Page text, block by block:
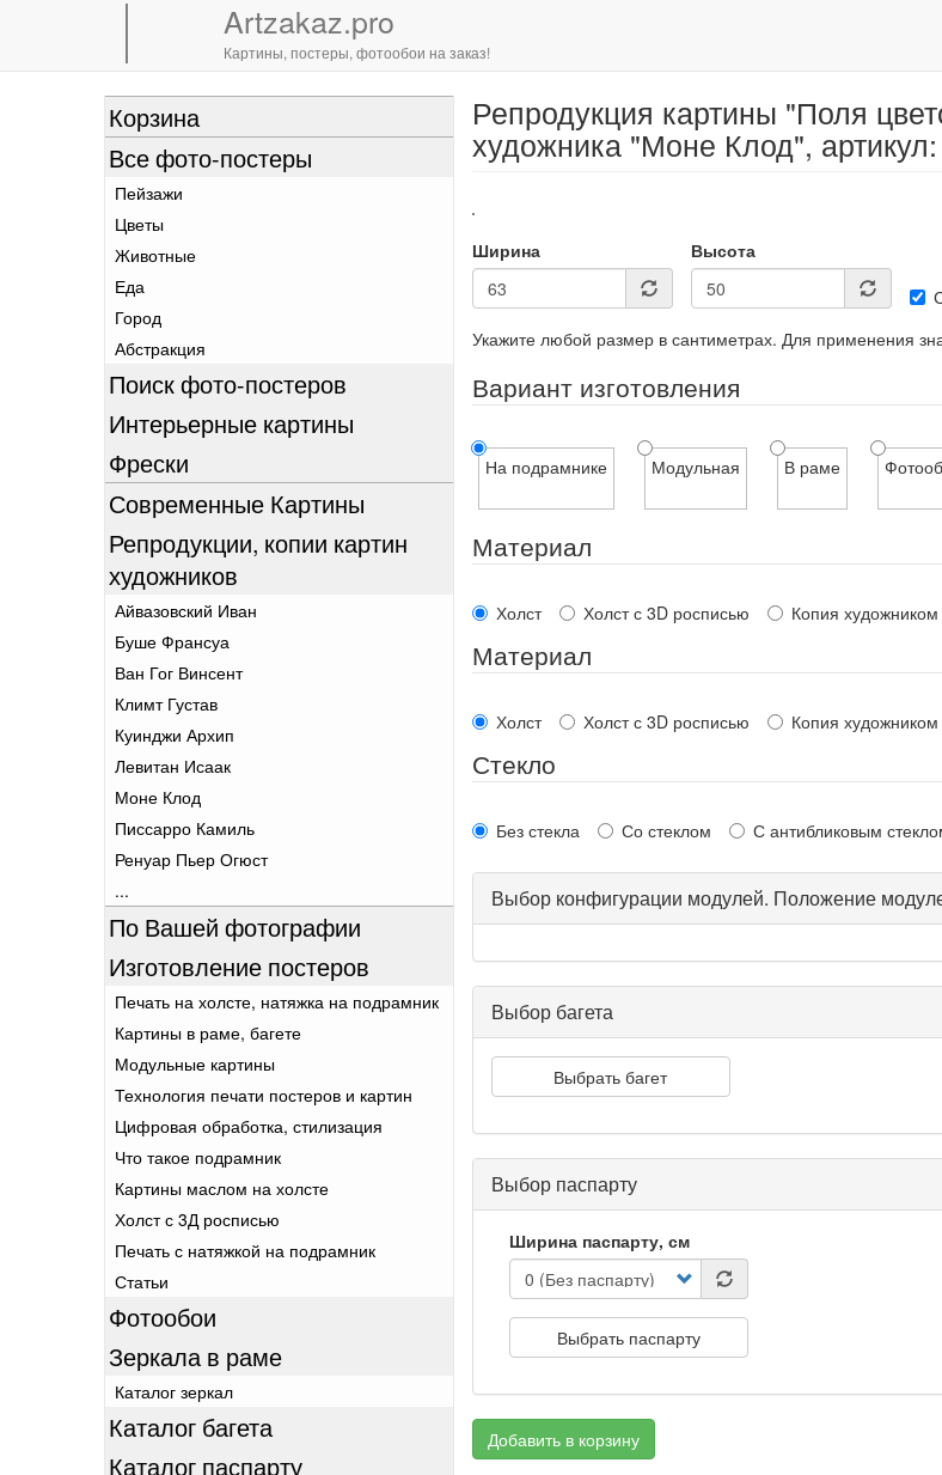
Artzakaz.pro
Картины, постеры, фотообои на заказ!
Корзина
Все фото-постеры
Пейзажи
Цветы
Животные
Еда
Город
Абстракция
Поиск фото-постеров
Интерьерные картины
Фрески
Современные Картины
Репродукции, копии картин
художников
Айвазовский Иван
Буше Франсуа
Ван Гог Винсент
Климт Густав
Куинджи Архип
Левитан Исаак
Моне Клод
Писсарро Камиль
Ренуар Пьер Огюст
...
По Вашей фотографии
Изготовление постеров
Печать на холсте, натяжка на подрамник
Картины в раме, багете
Модульные картины
Технология печати постеров и картин
Цифровая обработка, стилизация
Что такое подрамник
Картины маслом на холсте
Холст с 3Д росписью
Печать с натяжкой на подрамник
Статьи
Фотообои
Зеркала в раме
Каталог зеркал
Каталог багета
Каталог паспарту
Репродукция картины "Поля
художника "Моне Клод", артикул:
Ширина
Высота
Укажите любой размер в сантиметрах. Для применения
Вариант изготовления
На подрамнике Модульная В раме
Материал
Холст Холст с 3D росписью Копия художником
Материал
Холст Холст с 3D росписью Копия художником
Стекло
Без стекла Со стеклом С антибликовым
Выбор конфигурации модулей. Положение
Выбор багета
Выбрать багет
Выбор паспарту
Ширина паспарту, см
Выбрать паспарту
Добавить в корзину